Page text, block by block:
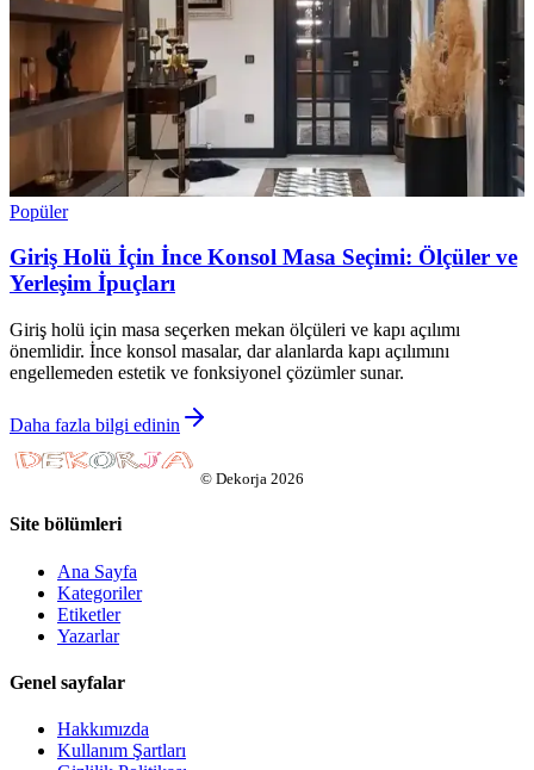
Popüler
Giriş Holü İçin İnce Konsol Masa Seçimi: Ölçüler ve
Yerleşim İpuçları
Giriş holü için masa seçerken mekan ölçüleri ve kapı açılımı
önemlidir. İnce konsol masalar, dar alanlarda kapı açılımını
engellemeden estetik ve fonksiyonel çözümler sunar.
Daha fazla bilgi edinin
© Dekorja 2026
Site bölümleri
Ana Sayfa
Kategoriler
Etiketler
Yazarlar
Genel sayfalar
Hakkımızda
Kullanım Şartları